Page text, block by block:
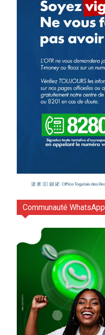
Communauté WhatsApp